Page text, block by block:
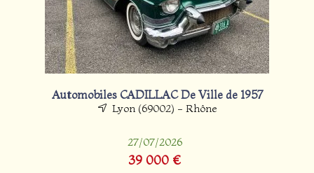
Automobiles CADILLAC De Ville de 1957
Lyon (69002) - Rhône
27/07/2026
39 000 €